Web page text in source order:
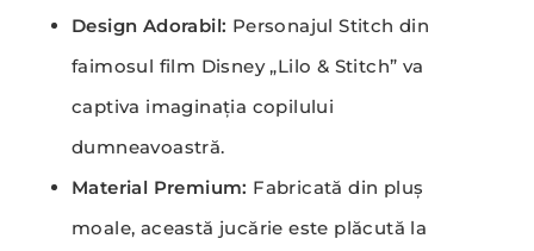
Design Adorabil: Personajul Stitch din
faimosul film Disney „Lilo & Stitch” va
captiva imaginația copilului
dumneavoastră.
Material Premium: Fabricată din pluș
moale, această jucărie este plăcută la